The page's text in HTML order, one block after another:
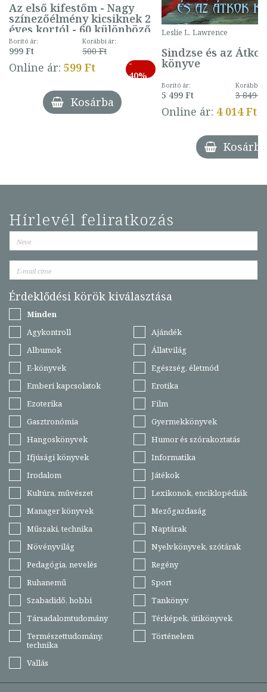
Az első kifestőm - Nagy
színezőélmény kicsiknek 2
éves kortól - 60 különböző
mintával (gombás)
Borító ár:
999 Ft
Korábbi ár:
500 Ft
Online ár: 599 Ft
-
40%
Kosárba
Leslie L. Lawrence
Sindzse és az Átkok
könyve
Borító ár:
5 499 Ft
Korábbi
3 849 Ft
Online ár: 4 014 Ft
Kosárba
Hírlevél feliratkozás
Érdeklődési körök kiválasztása
Minden
Agykontroll
Ajándék
Albumok
Állatvilág
E-könyvek
Egészség, életmód
Emberi kapcsolatok
Erotika
Ezoterika
Film
Gasztronómia
Gyermekkönyvek
Hangoskönyvek
Humor és szórakoztatás
Ifjúsági könyvek
Informatika
Irodalom
Játékok
Kultúra, művészet
Lexikonok, enciklopédiák
Manager könyvek
Mezőgazdaság
Műszaki, technika
Naptárak
Növényvilág
Nyelvkönyvek, szótárak
Pedagógia, nevelés
Regény
Ruhanemű
Sport
Szabadidő, hobbi
Tankönyv
Társadalomtudomány
Térképek, útikönyvek
Természettudomány,
technika
Történelem
Vallás